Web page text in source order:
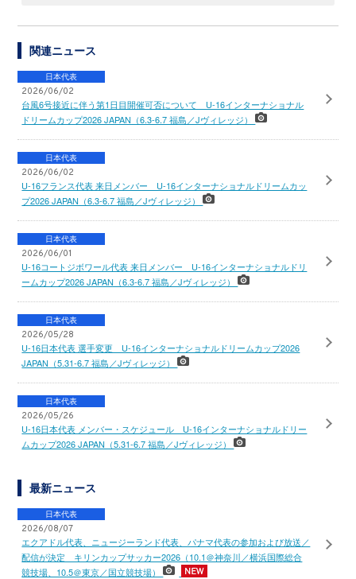
関連ニュース
日本代表
2026/06/02
台風6号接近に伴う第1日目開催可否について U-16インターナショナル
ドリームカップ2026 JAPAN（6.3-6.7 福島／Jヴィレッジ）
日本代表
2026/06/02
U-16フランス代表 来日メンバー U-16インターナショナルドリームカッ
プ2026 JAPAN（6.3-6.7 福島／Jヴィレッジ）
日本代表
2026/06/01
U-16コートジボワール代表 来日メンバー U-16インターナショナルドリ
ームカップ2026 JAPAN（6.3-6.7 福島／Jヴィレッジ）
日本代表
2026/05/28
U-16日本代表 選手変更 U-16インターナショナルドリームカップ2026
JAPAN（5.31-6.7 福島／Jヴィレッジ）
日本代表
2026/05/26
U-16日本代表 メンバー・スケジュール U-16インターナショナルドリー
ムカップ2026 JAPAN（5.31-6.7 福島／Jヴィレッジ）
最新ニュース
日本代表
2026/08/07
エクアドル代表、ニュージーランド代表、パナマ代表の参加および放送／
配信が決定 キリンカップサッカー2026（10.1＠神奈川／横浜国際総合
競技場、10.5＠東京／国立競技場）